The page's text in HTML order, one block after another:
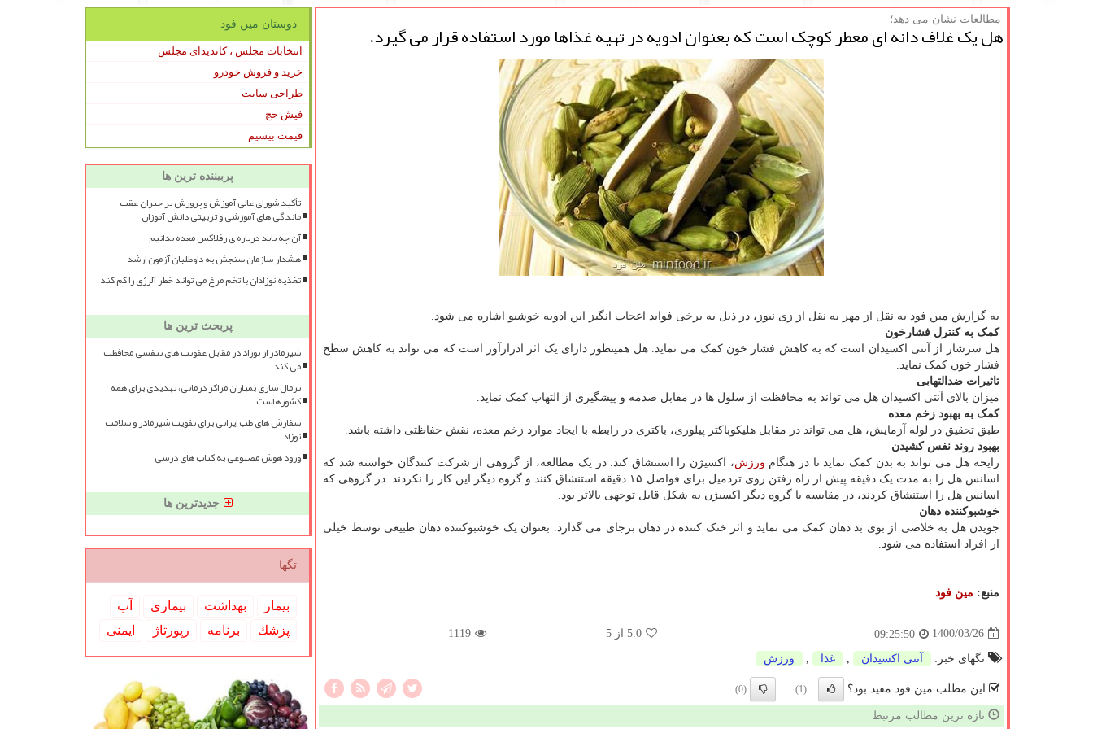
مطالعات نشان می دهد؛
هل یک غلاف دانه ای معطر کوچک است که بعنوان ادویه در تهیه غذاها مورد استفاده قرار می گیرد.
به گزارش مین فود به نقل از مهر به نقل از زی نیوز، در ذیل به برخی فواید اعجاب انگیز این ادویه خوشبو اشاره می شود.
کمک به کنترل فشارخون
هل سرشار از آنتی اکسیدان است که به کاهش فشار خون کمک می نماید. هل همینطور دارای یک اثر ادرارآور است که می تواند به کاهش سطح
فشار خون کمک نماید.
تاثیرات ضدالتهابی
میزان بالای آنتی اکسیدان هل می تواند به محافظت از سلول ها در مقابل صدمه و پیشگیری از التهاب کمک نماید.
کمک به بهبود زخم معده
طبق تحقیق در لوله آزمایش، هل می تواند در مقابل هلیکوباکتر پیلوری، باکتری در رابطه با ایجاد موارد زخم معده، نقش حفاظتی داشته باشد.
بهبود روند نفس کشیدن
رایحه هل می تواند به بدن کمک نماید تا در هنگام ورزش، اکسیژن را استنشاق کند. در یک مطالعه، از گروهی از شرکت کنندگان خواسته شد که
اسانس هل را به مدت یک دقیقه پیش از راه رفتن روی تردمیل برای فواصل ۱۵ دقیقه استنشاق کنند و گروه دیگر این کار را نکردند. در گروهی که
اسانس هل را استنشاق کردند، در مقایسه با گروه دیگر اکسیژن به شکل قابل توجهی بالاتر بود.
خوشبوکننده دهان
جویدن هل به خلاصی از بوی بد دهان کمک می نماید و اثر خنک کننده در دهان برجای می گذارد. بعنوان یک خوشبوکننده دهان طبیعی توسط خیلی
از افراد استفاده می شود.
منبع: مین فود
1400/03/26
09:25:50
5.0 از 5 1119
تگهای خبر: آنتی اكسیدان غذا ورزش
این مطلب مین فود مفید بود؟ (1)
(0)
تازه ترین مطالب مرتبط
دوستان مین فود
انتخابات مجلس ، کاندیدای مجلس
خرید و فروش خودرو
طراحی سایت
فیش حج
قیمت بیسیم
پربیننده ترین ها
تأکید شورای عالی آموزش و پرورش بر جبران عقب
ماندگی های آموزشی و تربیتی دانش آموزان
آن چه باید درباره ی رفلاکس معده بدانیم
هشدار سازمان سنجش به داوطلبان آزمون ارشد
تغذیه نوزادان با تخم مرغ می تواند خطر آلرژی را کم کند
پربحث ترین ها
شیرمادر از نوزاد در مقابل عفونت های تنفسی محافظت
می کند
نرمال سازی بمباران مراکز درمانی، تهدیدی برای همه
کشورهاست
سفارش های طب ایرانی برای تقویت شیرمادر و سلامت
نوزاد
ورود هوش مصنوعی به کتاب های درسی
جدیدترین ها
تگها
بیمار بهداشت بیماری
آب
پزشك
برنامه رپورتاژ ایمنی